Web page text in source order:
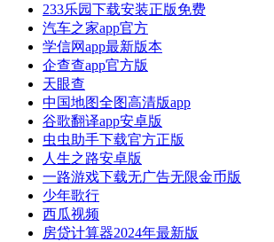
233乐园下载安装正版免费
汽车之家app官方
学信网app最新版本
企查查app官方版
天眼查
中国地图全图高清版app
谷歌翻译app安卓版
虫虫助手下载官方正版
人生之路安卓版
一路游戏下载无广告无限金币版
少年歌行
西瓜视频
房贷计算器2024年最新版